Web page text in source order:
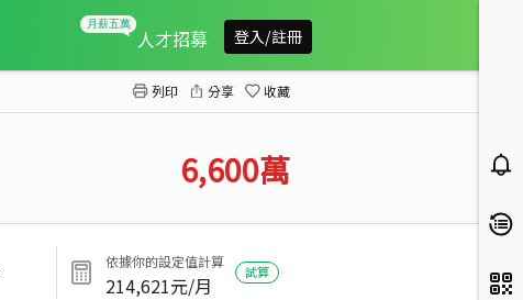
人才招募 登入/註冊
列印 分享 收藏
6,600萬
依據你的設定值計算
214,621元/月
試算